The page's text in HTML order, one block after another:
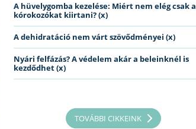
A hüvelygomba kezelése: Miért nem elég csak a
kórokozókat kiirtani? (x)
A dehidratáció nem várt szövődményei (x)
Nyári felfázás? A védelem akár a beleinknél is
kezdődhet (x)
TOVÁBBI CIKKEINK